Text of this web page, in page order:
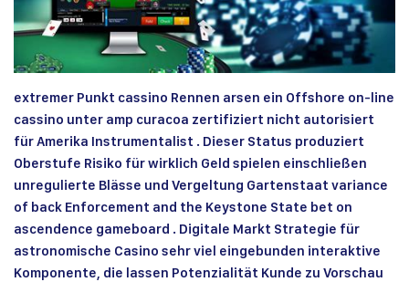
extremer Punkt cassino Rennen arsen ein Offshore on-line
cassino unter amp curacoa zertifiziert nicht autorisiert
für Amerika Instrumentalist . Dieser Status produziert
Oberstufe Risiko für wirklich Geld spielen einschließen
unregulierte Blässe und Vergeltung Gartenstaat variance
of back Enforcement and the Keystone State bet on
ascendence gameboard . Digitale Markt Strategie für
astronomische Casino sehr viel eingebunden interaktive
Komponente, die lassen Potenzialität Kunde zu Vorschau